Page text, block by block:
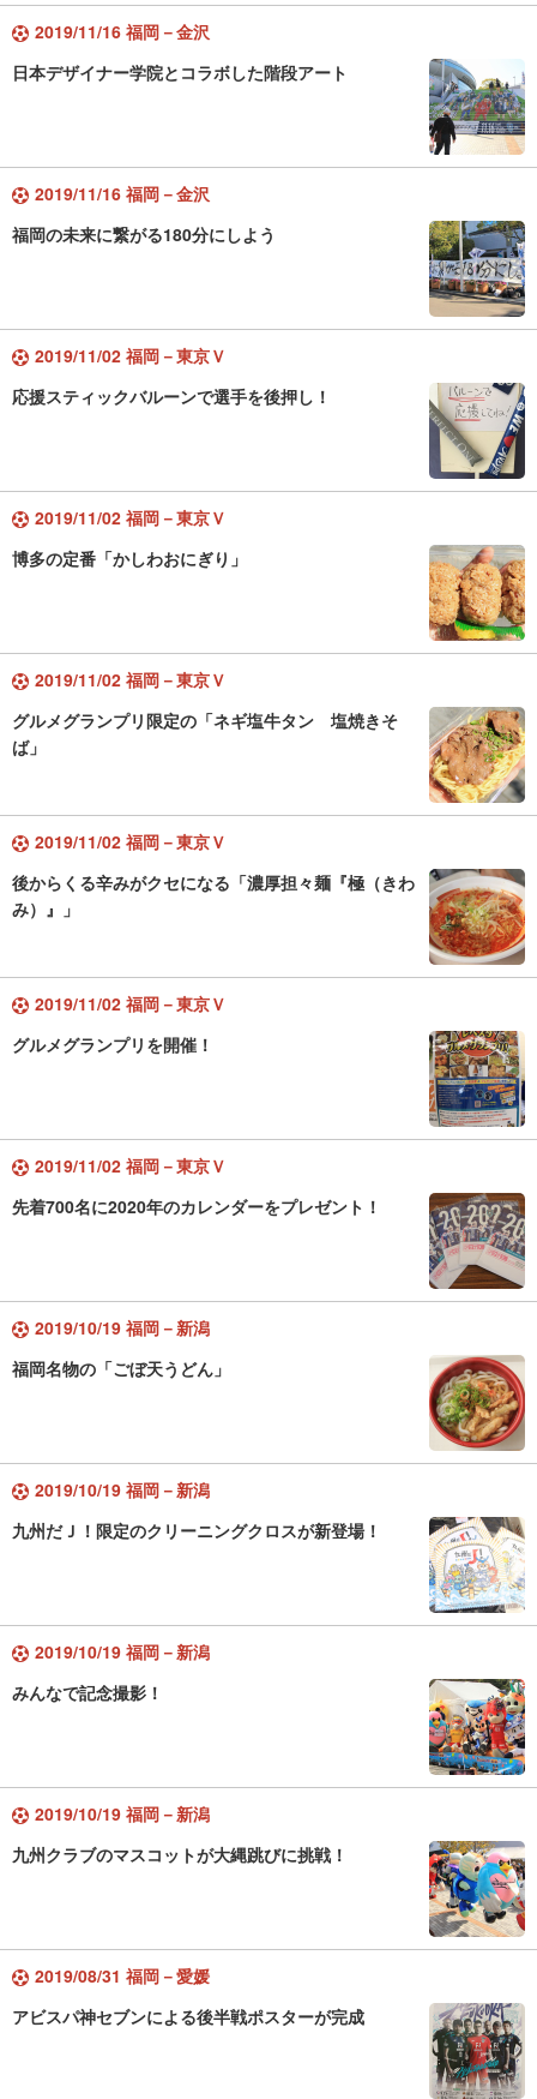
2019/11/16 福岡－金沢
日本デザイナー学院とコラボした階段アート
2019/11/16 福岡－金沢
福岡の未来に繋がる180分にしよう
2019/11/02 福岡－東京Ｖ
応援スティックバルーンで選手を後押し！
2019/11/02 福岡－東京Ｖ
博多の定番「かしわおにぎり」
2019/11/02 福岡－東京Ｖ
グルメグランプリ限定の「ネギ塩牛タン 塩焼きそ
ば」
2019/11/02 福岡－東京Ｖ
後からくる辛みがクセになる「濃厚担々麺『極（きわ
み）』」
2019/11/02 福岡－東京Ｖ
グルメグランプリを開催！
2019/11/02 福岡－東京Ｖ
先着700名に2020年のカレンダーをプレゼント！
2019/10/19 福岡－新潟
福岡名物の「ごぼ天うどん」
2019/10/19 福岡－新潟
九州だＪ！限定のクリーニングクロスが新登場！
2019/10/19 福岡－新潟
みんなで記念撮影！
2019/10/19 福岡－新潟
九州クラブのマスコットが大縄跳びに挑戦！
2019/08/31 福岡－愛媛
アビスパ神セブンによる後半戦ポスターが完成